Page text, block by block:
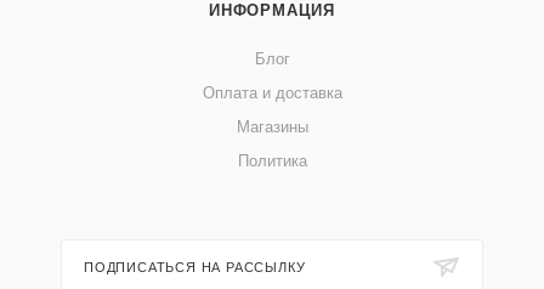
ИНФОРМАЦИЯ
Блог
Оплата и доставка
Магазины
Политика
ПОДПИСАТЬСЯ НА РАССЫЛКУ